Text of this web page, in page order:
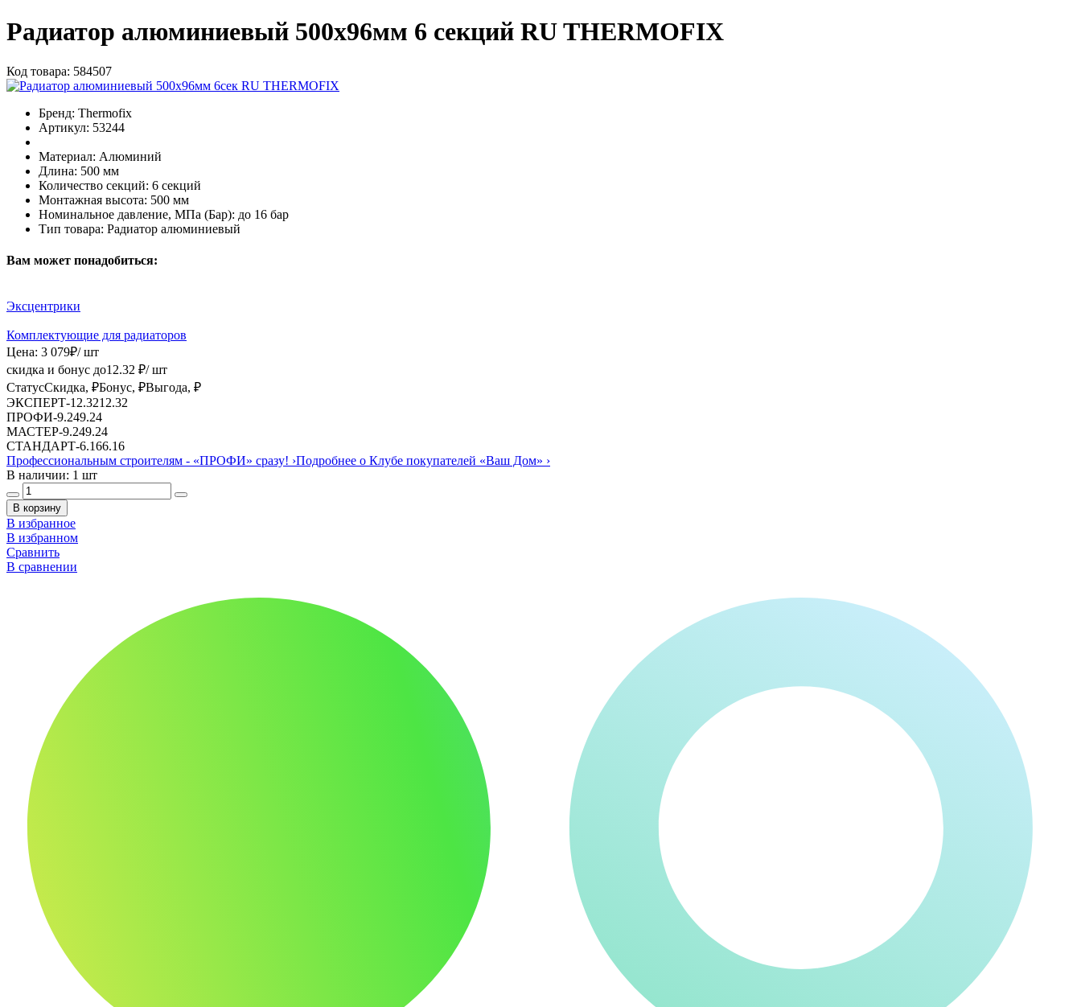
Радиатор алюминиевый 500х96мм 6 секций RU THERMOFIX
Код товара: 584507
Бренд: Thermofix
Артикул: 53244
Материал: Алюминий
Длина: 500 мм
Количество секций: 6 секций
Монтажная высота: 500 мм
Номинальное давление, МПа (Бар): до 16 бар
Тип товара: Радиатор алюминиевый
Вам может понадобиться:
Эксцентрики
Комплектующие для радиаторов
Цена: 3 079₽/ шт
скидка и бонус до12.32 ₽/ шт
СтатусСкидка, ₽Бонус, ₽Выгода, ₽
ЭКСПЕРТ-12.3212.32
ПРОФИ-9.249.24
МАСТЕР-9.249.24
СТАНДАРТ-6.166.16
Профессиональным строителям - «ПРОФИ» сразу! ›Подробнее о Клубе покупателей «Ваш Дом» ›
В наличии: 1 шт
В корзину
В избранное
В избранном
Сравнить
В сравнении